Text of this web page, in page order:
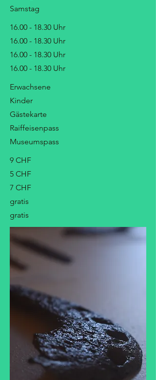
Samstag
16.00 - 18.30 Uhr
16.00 - 18.30 Uhr
16.00 - 18.30 Uhr
16.00 - 18.30 Uhr
Erwachsene
Kinder
Gästekarte
Raiffeisenpass
Museumspass
9 CHF
5 CHF
7 CHF
gratis
gratis